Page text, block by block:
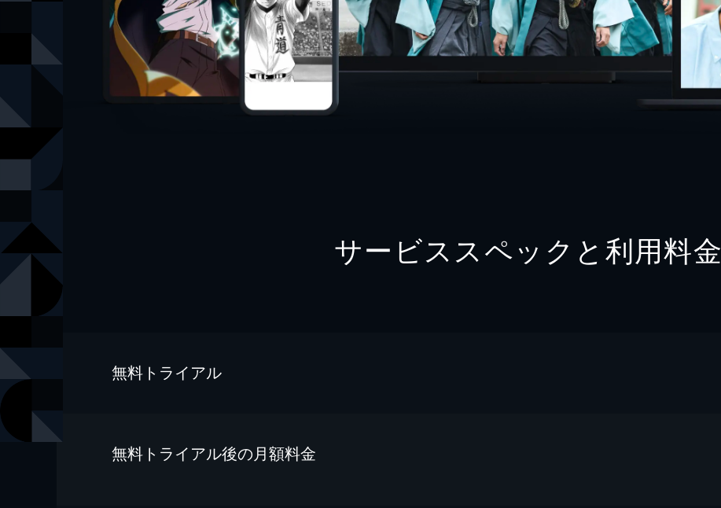
サービススペックと利用料金
無料トライアル
無料トライアル後の⽉額料金